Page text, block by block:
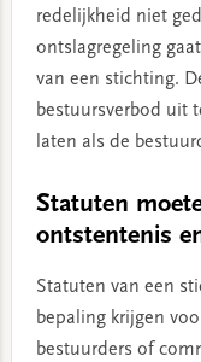
redelijkheid niet
ontslagregeling
van een stichting.
bestuursverbod uit
laten als de
Statuten
ontstentenis
Statuten van een
bepaling krijgen
bestuurders of